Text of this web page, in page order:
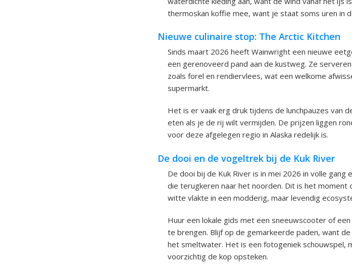
thermoskan koffie mee, want je staat soms uren in
Nieuwe culinaire stop: The Arctic Kitchen
Sinds maart 2026 heeft Wainwright een nieuwe
een gerenoveerd pand aan de kustweg. Ze
zoals forel en rendiervlees, wat een welkome
supermarkt.
Het is er vaak erg druk tijdens de lunchpauzes van
eten als je de rij wilt vermijden. De prijzen liggen
voor deze afgelegen regio in Alaska redelijk is.
De dooi en de vogeltrek bij de Kuk River
De dooi bij de Kuk River is in mei 2026 in volle
die terugkeren naar het noorden. Dit is het
witte vlakte in een modderig, maar levendig
Huur een lokale gids met een sneeuwscooter of
te brengen. Blijf op de gemarkeerde paden, want
het smeltwater. Het is een fotogeniek schouwspel,
voorzichtig de kop opsteken.